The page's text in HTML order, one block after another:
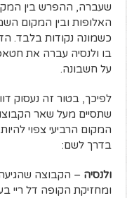
שעברה, ההפרש בין
האלופות ובין המקום
כשמונה נקודות בלבד.
בו ולנסיה עברה את
על חשבונה.
לפיכך, בטור זה נעסוק
שתסיים מעל שאר
המקום הרביעי צפוי
בדרך לשם:
ולנסיה – הקבוצה
ומחזיקת הקופה דל ריי